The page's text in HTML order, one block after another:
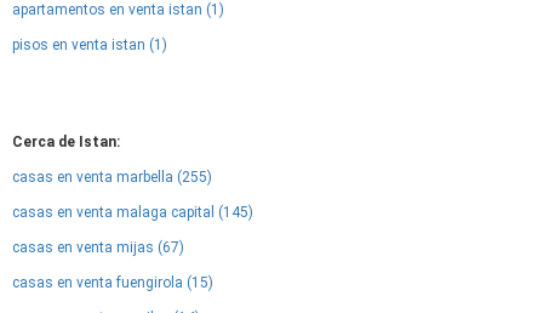
apartamentos en venta istan (1)
pisos en venta istan (1)
Cerca de Istan:
casas en venta marbella (255)
casas en venta malaga capital (145)
casas en venta mijas (67)
casas en venta fuengirola (15)